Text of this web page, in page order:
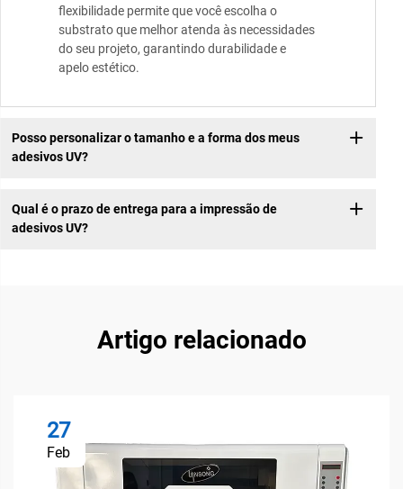
flexibilidade permite que você escolha o
substrato que melhor atenda às necessidades
do seu projeto, garantindo durabilidade e
apelo estético.
Posso personalizar o tamanho e a forma dos meus
adesivos UV?
Qual é o prazo de entrega para a impressão de
adesivos UV?
Artigo relacionado
27
Feb